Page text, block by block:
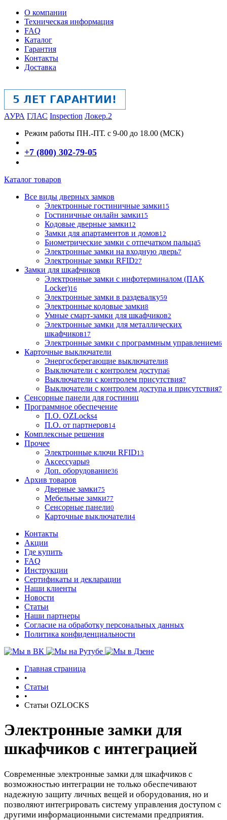
О компании
Техническая информация
FAQ
Каталог
Гарантия
Контакты
Доставка
АУРА ГЛАС Inspection Локер.2
Режим работы ПН.-ПТ. с 9-00 до 18.00 (МСК)
+7 (800) 302-79-05
Каталог товаров
Все виды дверных замков
Электронные гостиничные замки15
Гостиничные онлайн замки15
Кодовые дверные замки12
Замки для апартаментов и домов12
Биометрические замки с отпечатком пальца5
Электронные замки на входную дверь7
Электронные замки RFID27
Замки для шкафчиков
Электронные замки с инфотерминалом (ПАК
Locker)16
Электронные замки в раздевалку59
Электронные кодовые замки8
Умные смарт-замки для шкафчиков2
Электронные замки для металлических
шкафчиков17
Электронные замки с программным управлением6
Карточные выключатели
Энергосберегающие выключатели8
Выключатели с контролем доступа6
Выключатели с контролем присутствия7
Выключатели с контролем доступа и присутствия7
Сенсорные панели для гостиниц
Программное обеспечение
П.О. OZLocks4
П.О. от партнеров14
Комплексные решения
Прочее
Электронные ключи RFID13
Аксессуары9
Доп. оборудование36
Архив товаров
Дверные замки75
Мебельные замки77
Сенсорные панели0
Карточные выключатели4
Контакты
Акции
Где купить
FAQ
Инструкции
Сертификаты и декларации
Наши клиенты
Новости
Статьи
Наши партнеры
Согласие на обработку персональных данных
Политика конфиденциальности
Главная страница
•
Статьи
•
Статьи OZLOCKS
Электронные замки для
шкафчиков с интеграцией
Современные электронные замки для шкафчиков с
возможностью интеграции не только обеспечивают
надежную защиту личных вещей и оборудования, но и
позволяют интегрировать систему управления доступом с
другими информационными системами предприятия.